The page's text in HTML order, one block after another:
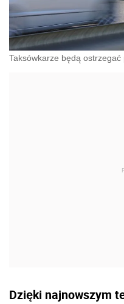
Taksówkarze będą
Dzięki najnowszym